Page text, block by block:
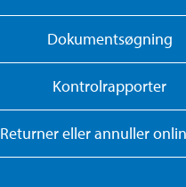
Dokumentsøgning
Kontrolrapporter
Returner eller annuller